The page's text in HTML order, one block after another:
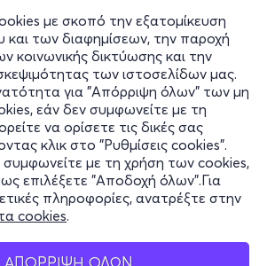
με σκοπό την εξατομίκευση
και των διαφημίσεων, την παροχή
κοινωνικής δικτύωσης και την
των ιστοσελίδων μας.
για "Απόρριψη όλων" των μη
εάν δεν συμφωνείτε με τη
να ορίσετε τις δικές σας
κλικ στο "Ρυθμίσεις cookies".
συμφωνείτε με τη χρήση των cookies,
επιλέξετε "Αποδοχή όλων".Για
πληροφορίες, ανατρέξτε στην
cookies.
ΑΠΟΡΡΙΨΗ ΟΛΩΝ